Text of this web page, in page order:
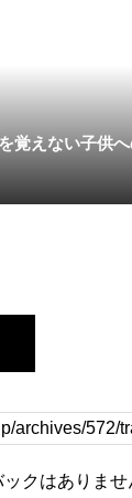
覚えない子供
クはありませ